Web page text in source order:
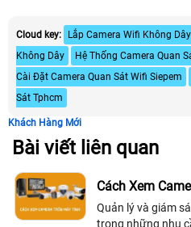
Cloud key: Lắp Camera Wifi Không Dây
Không Dây
Hệ Thống Camera Quan
Cài Đặt Camera Quan Sát Wifi Siepem
Sát Tphcm
Khách Hàng Mới
Bài viết liên quan
Cách Xem
Quản lý và giám
trong những nhu